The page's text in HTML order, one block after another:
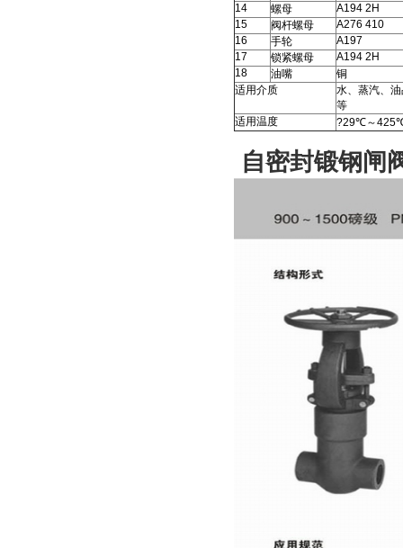
14
螺母
A194 2H
15
阀杆螺母
A276 410
16
手轮
A197
17
锁紧螺母
A194 2H
18
油嘴
铜
适用介质
水、蒸汽、
等
适用温度
?29℃～
自密封锻钢闸